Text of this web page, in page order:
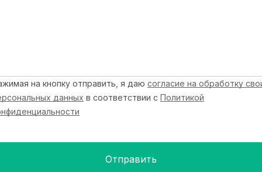
на кнопку отправить, я даю согласие на обработку
данных в соответствии с Политикой
Отправить